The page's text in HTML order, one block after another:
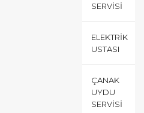
SERVISI
ELEKTRIK
USTASI
ÇANAK
UYDU
SERVISI